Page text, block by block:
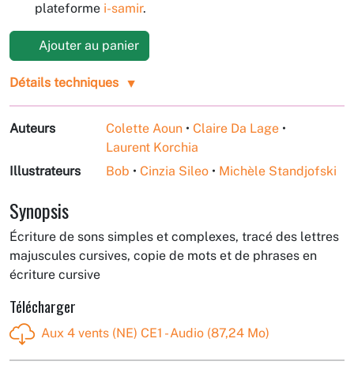
plateforme i-samir.
Ajouter au panier
Détails techniques
Auteurs Colette Aoun • Claire Da Lage •
Laurent Korchia
Illustrateurs
Bob • Cinzia Sileo • Michèle Standjofski
Synopsis
Écriture de sons simples et complexes, tracé des lettres
majuscules cursives, copie de mots et de phrases en
écriture cursive
Télécharger
Aux 4 vents (NE) CE1 - Audio (87,24 Mo)